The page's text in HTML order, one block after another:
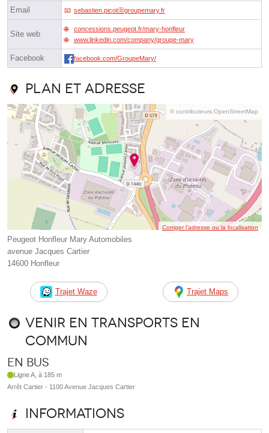
Email sebastien.picotⓐgroupemary.fr
Site web
concessions.peugeot.fr/mary-honfleur
www.linkedin.com/company/groupe-mary
Facebook facebook.com/GroupeMary/
Plan et adresse
© contributeurs OpenStreetMap
Corriger l’adresse ou la localisation
Peugeot Honfleur Mary Automobiles
avenue Jacques Cartier
14600 Honfleur
Trajet Waze Trajet Maps
Venir en transports en
commun
En bus
Ligne A, à 185 m
Arrêt Cartier - 1100 Avenue Jacques Cartier
Informations